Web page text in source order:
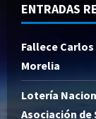
ENTRADAS
Fallece
Morelia
Lotería
Asociación de